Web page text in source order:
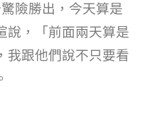
險勝出，今天算是
說，「前面兩天算是
我跟他們說不只要看